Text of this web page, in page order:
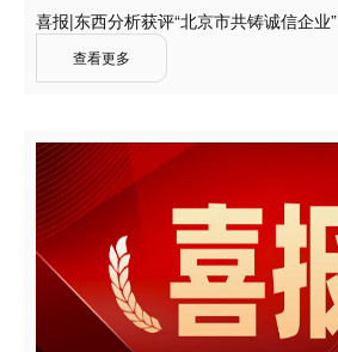
喜报|东西分析获评“北京市共铸诚信企业”
查看更多